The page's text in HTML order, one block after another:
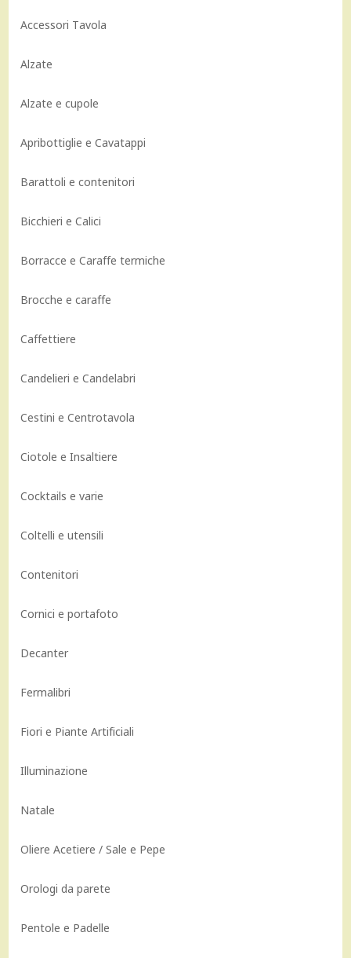
Accessori Tavola
Alzate
Alzate e cupole
Apribottiglie e Cavatappi
Barattoli e contenitori
Bicchieri e Calici
Borracce e Caraffe termiche
Brocche e caraffe
Caffettiere
Candelieri e Candelabri
Cestini e Centrotavola
Ciotole e Insaltiere
Cocktails e varie
Coltelli e utensili
Contenitori
Cornici e portafoto
Decanter
Fermalibri
Fiori e Piante Artificiali
Illuminazione
Natale
Oliere Acetiere / Sale e Pepe
Orologi da parete
Pentole e Padelle